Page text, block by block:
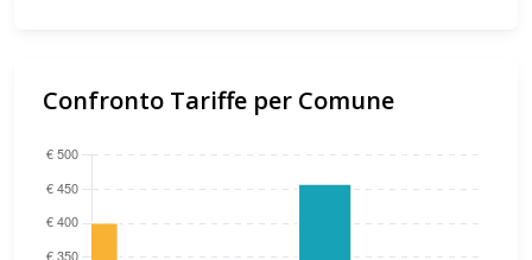
Confronto Tariffe per Comune